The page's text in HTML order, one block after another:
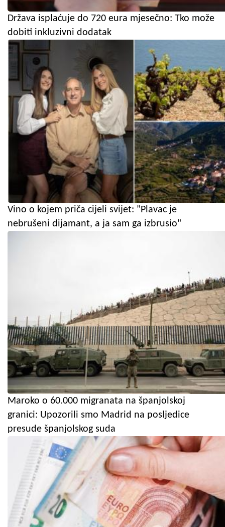
Država isplaćuje do 720 eura mjesečno: Tko može
dobiti inkluzivni dodatak
Vino o kojem priča cijeli svijet: "Plavac je
nebrušeni dijamant, a ja sam ga izbrusio"
Maroko o 60.000 migranata na španjolskoj
granici: Upozorili smo Madrid na posljedice
presude španjolskog suda